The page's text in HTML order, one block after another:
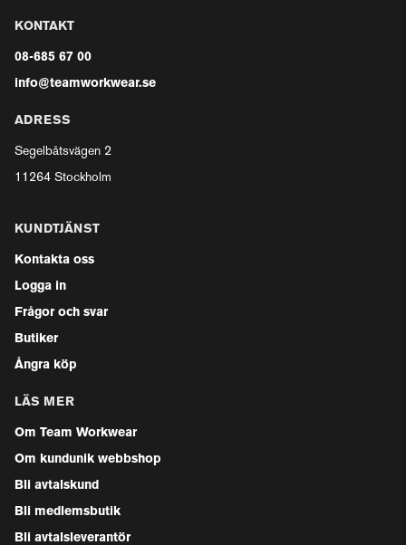
KONTAKT
08-685 67 00
info@teamworkwear.se
ADRESS
Segelbåtsvägen 2
11264 Stockholm
KUNDTJÄNST
Kontakta oss
Logga in
Frågor och svar
Butiker
Ångra köp
LÄS MER
Om Team Workwear
Om kundunik webbshop
Bli avtalskund
Bli medlemsbutik
Bli avtalsleverantör